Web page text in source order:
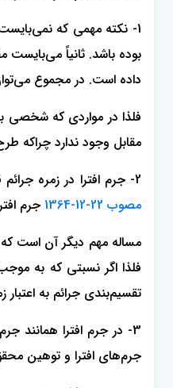
1- نکته مهمی که
بوده باشد. ثانیاً
داده است. در مجموع
فلذا در مواردی که شخصی
مقابل وجود ندارد چراکه
2- جرم افترا در زمره جرائم قابل گذشت می‌باشد که در صورت اعلام گذشت شاکی، حسب مورد تعقیب یا مجازات مرتکب، موقوف خواهد شد. شایان ذکر است که مستنبط از
مصوب 22-12-1364
جرم
مساله مهم دیگر آن است
فلذا اگر نسبتی که به
تقسیم‌بندی جرائم به اعتبار
3- در جرم افترا
جرم‌های افترا و توهین